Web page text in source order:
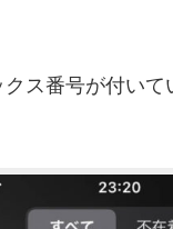
ス番号が付い